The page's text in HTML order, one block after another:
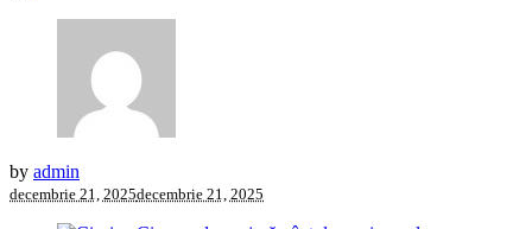
by admin
decembrie 21, 2025decembrie 21, 2025